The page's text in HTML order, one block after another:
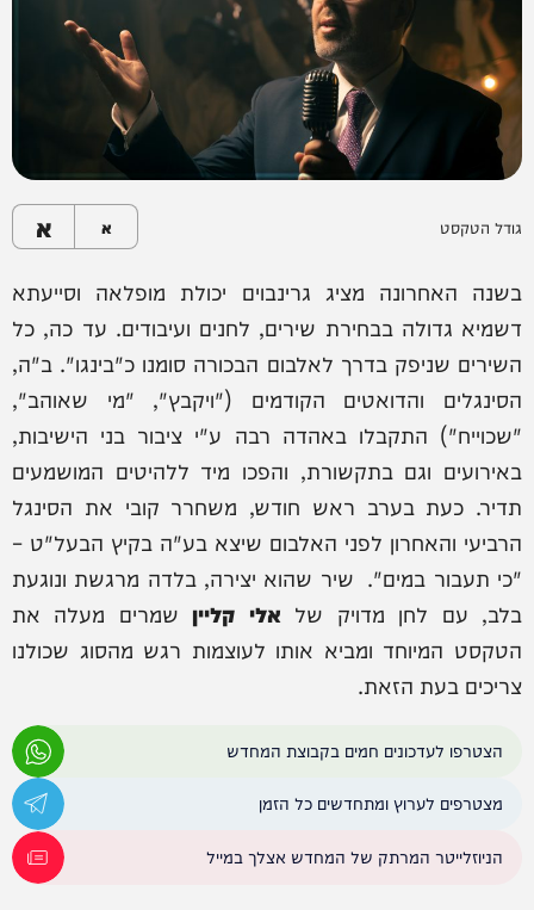
גודל הטקסט א א
בשנה האחרונה מציג גרינבוים יכולת מופלאה וסייעתא
דשמיא גדולה בבחירת שירים, לחנים ועיבודים. עד כה, כל
השירים שניפק בדרך לאלבום הבכורה סומנו כ"בינגו". ב"ה,
הסינגלים והדואטים הקודמים ("ויקבץ", "מי שאוהב",
"שכוייח") התקבלו באהדה רבה ע"י ציבור בני הישיבות,
באירועים וגם בתקשורת, והפכו מיד ללהיטים המושמעים
תדיר. כעת בערב ראש חודש, משחרר קובי את הסינגל
הרביעי והאחרון לפני האלבום שיצא בע"ה בקיץ הבעל"ט –
"כי תעבור במים". שיר שהוא יצירה, בלדה מרגשת ונוגעת
בלב, עם לחן מדויק שלאלי קליין שמרים מעלה את
הטקסט המיוחד ומביא אותו לעוצמות רגש מהסוג שכולנו
צריכים בעת הזאת.
הצטרפו לעדכונים חמים בקבוצת המחדש
מצטרפים לערוץ ומתחדשים כל הזמן
הניוזלייטר המרתק של המחדש אצלך במייל